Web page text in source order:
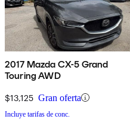
2017 Mazda CX-5 Grand
Touring AWD
$13,125 Gran oferta
Incluye tarifas de conc.